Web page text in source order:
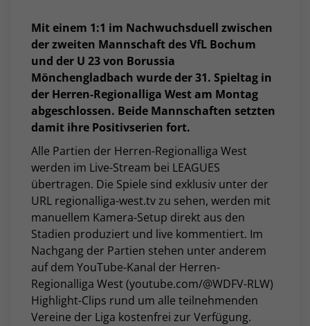
Mit einem 1:1 im Nachwuchsduell zwischen
der zweiten Mannschaft des VfL Bochum
und der U 23 von Borussia
Mönchengladbach wurde der 31. Spieltag in
der Herren-Regionalliga West am Montag
abgeschlossen. Beide Mannschaften setzten
damit ihre Positivserien fort.
Alle Partien der Herren-Regionalliga West
werden im Live-Stream bei LEAGUES
übertragen. Die Spiele sind exklusiv unter der
URL regionalliga-west.tv zu sehen, werden mit
manuellem Kamera-Setup direkt aus den
Stadien produziert und live kommentiert. Im
Nachgang der Partien stehen unter anderem
auf dem YouTube-Kanal der Herren-
Regionalliga West (youtube.com/@WDFV-RLW)
Highlight-Clips rund um alle teilnehmenden
Vereine der Liga kostenfrei zur Verfügung.